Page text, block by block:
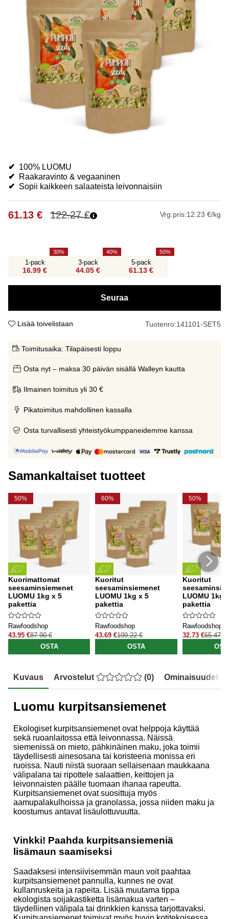
✔ 100% LUOMU
✔ Raakaravinto & vegaaninen
✔ Sopii kaikkeen salaateista leivonnaisiin
122.27€
61.13 € Vrg.pris:12.23 €/kg
1-pack
16.99 €
30
3-pack
44.05 €
40
5-pack
61.13 €
50
Seuraa
Lisää toivelistaan Tuotenro:141101-SET5
Toimitusaika: Tilapäisesti loppu
Osta nyt – maksa 30 päivän sisällä Walleyn kautta
Ilmainen toimitus yli 30 €
Pikatoimitus mahdollinen kassalla
Osta turvallisesti yhteistyökumppaneidemme kanssa
Samankaltaiset tuotteet
50%
Kuorimattomat
seesaminsiemenet
LUOMU 1kg x 5
pakettia
Rawfoodshop
43.95 €87.90 €
OSTA
60%
Kuoritut
seesaminsiemenet
LUOMU 1kg x 5
pakettia
Rawfoodshop
43.69 €109.22 €
OSTA
50%
Kuoritut
LUOMU 1kg
pakettia
Rawfoodshop
32.73 €65.47 €
Kuvaus Arvostelut (0) Ominaisuudet
Luomu kurpitsansiemenet
Ekologiset kurpitsansiemenet ovat helppoja käyttää
sekä ruoanlaitossa että leivonnassa. Näissä
siemenissä on mieto, pähkinäinen maku, joka toimii
täydellisesti ainesosana tai koristeena monissa eri
ruoissa. Nauti niistä suoraan sellaisenaan maukkaana
välipalana tai ripottele salaattien, keittojen ja
leivonnaisten päälle tuomaan ihanaa rapeutta.
Kurpitsansiemenet ovat suosittuja myös
aamupalakulhoissa ja granolassa, jossa niiden maku ja
koostumus antavat lisäulottuvuutta.
Vinkki! Paahda kurpitsansiemeniä
lisämaun saamiseksi
Saadaksesi intensiivisemmän maun voit paahtaa
kurpitsansiemenet pannulla, kunnes ne ovat
kullanruskeita ja rapeita. Lisää muutama tippa
ekologista soijakastiketta lisämakua varten –
täydellinen välipala tai drinkkien kanssa tarjottavaksi.